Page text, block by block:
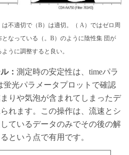
不適切で（B）は適切。（ A）ではゼロ周
なっている（。B）のように陰性集 団が
うに調整すると良い。
： 測定時の安定性は、timeパラ
蛍光パラメータプロットで確認
りや気泡が含まれてしまったデ
れます。この操作は、流速とシ
ているデータのみでその後の解
という点で有用です。